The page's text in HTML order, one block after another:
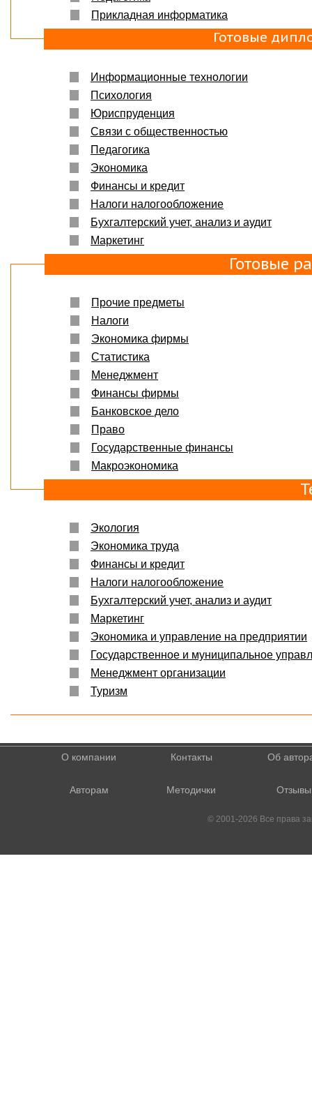
Прикладная информатика
Готовые
Информационные технологии
Психология
Юриспруденция
Связи с общественностью
Педагогика
Экономика
Финансы и кредит
Налоги налогообложение
Бухгалтерский учет, анализ и аудит
Маркетинг
Готовые
Прочие предметы
Налоги
Экономика фирмы
Статистика
Менеджмент
Финансы фирмы
Банковское дело
Право
Государственные финансы
Макроэкономика
Экология
Экономика труда
Финансы и кредит
Налоги налогообложение
Бухгалтерский учет, анализ и аудит
Маркетинг
Экономика и управление на предприятии
Государственное и муниципальное
Менеджмент организации
Туризм
О компании Контакты Об
Авторам Методички Отзывы
© 2001-2026 Все права